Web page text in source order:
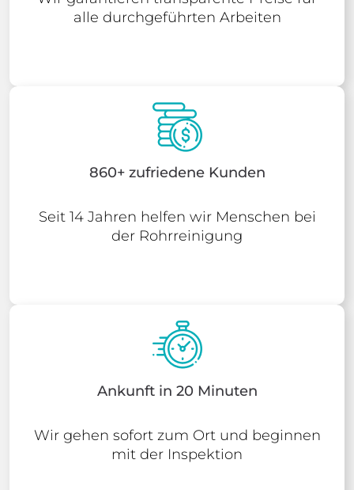
alle durchgeführten Arbeiten
860+ zufriedene Kunden
Seit 14 Jahren helfen wir Menschen bei
der Rohrreinigung
Ankunft in 20 Minuten
Wir gehen sofort zum Ort und beginnen
mit der Inspektion